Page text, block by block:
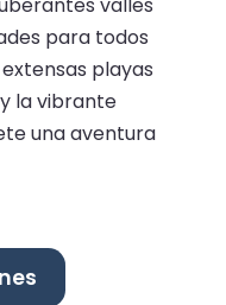
valles
para todos
playas
la vibrante
una aventura